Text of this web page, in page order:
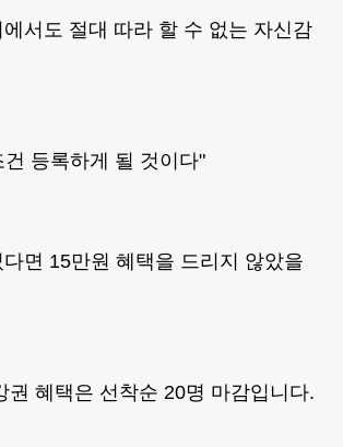
서도 절대 따라 할 수 없는 자신감
등록하게 될 것이다"
면 15만원 혜택을 드리지 않았을
혜택은 선착순 20명 마감입니다.